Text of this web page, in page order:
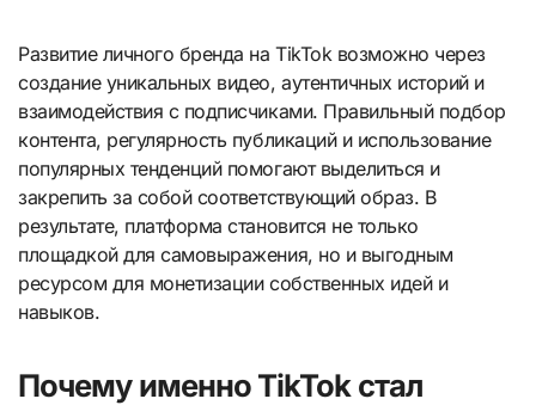
Развитие личного бренда на TikTok возможно через
создание уникальных видео, аутентичных историй и
взаимодействия с подписчиками. Правильный подбор
контента, регулярность публикаций и использование
популярных тенденций помогают выделиться и
закрепить за собой соответствующий образ. В
результате, платформа становится не только
площадкой для самовыражения, но и выгодным
ресурсом для монетизации собственных идей и
навыков.
Почему именно TikTok стал